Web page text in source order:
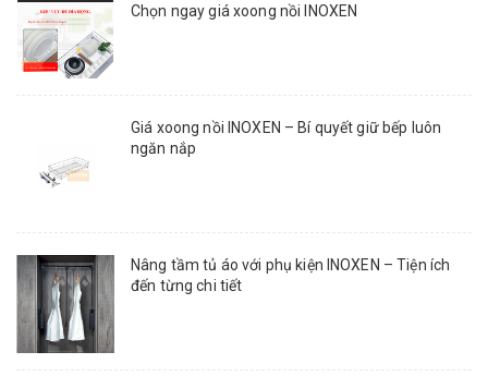
Chọn ngay giá xoong nồi INOXEN
Giá xoong nồi INOXEN – Bí quyết giữ bếp luôn
ngăn nắp
Nâng tầm tủ áo với phụ kiện INOXEN – Tiện ích
đến từng chi tiết